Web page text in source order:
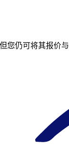
您仍可将其报价